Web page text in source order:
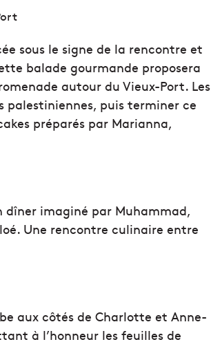
sous le signe de la rencontre et
balade gourmande proposera
autour du Vieux-Port. Les
puis terminer ce
préparés par Marianna,
dîner imaginé par Muhammad,
Une rencontre culinaire entre
aux côtés de Charlotte et Anne-
à l’honneur les feuilles de